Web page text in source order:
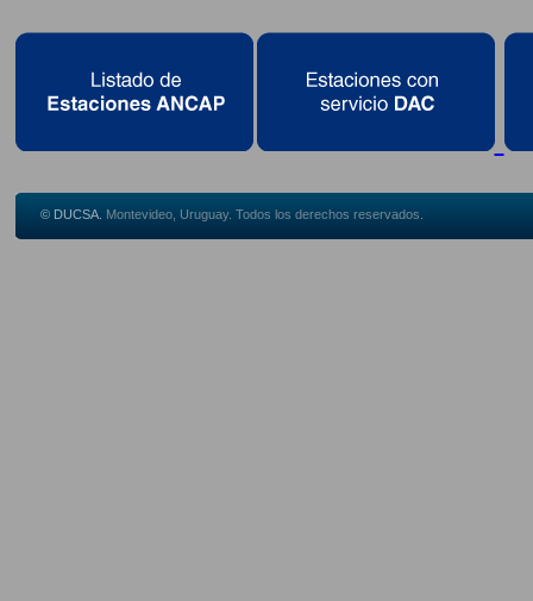
© DUCSA. Montevideo, Uruguay. Todos los derechos reservados.